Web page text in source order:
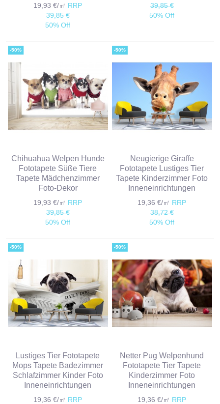
19,93 €/㎡ RRP
39,85 €
50% Off
39,85 €
50% Off
-50%
Chihuahua Welpen Hunde
Fototapete Süße Tiere
Tapete Mädchenzimmer
Foto-Dekor
19,93 €/㎡ RRP
39,85 €
50% Off
-50%
Neugierige Giraffe
Fototapete Lustiges Tier
Tapete Kinderzimmer Foto
Inneneinrichtungen
19,36 €/㎡ RRP
38,72 €
50% Off
-50%
Lustiges Tier Fototapete
Mops Tapete Badezimmer
Schlafzimmer Kinder Foto
Inneneinrichtungen
19,36 €/㎡ RRP
-50%
Netter Pug Welpenhund
Fototapete Tier Tapete
Kinderzimmer Foto
Inneneinrichtungen
19,36 €/㎡ RRP